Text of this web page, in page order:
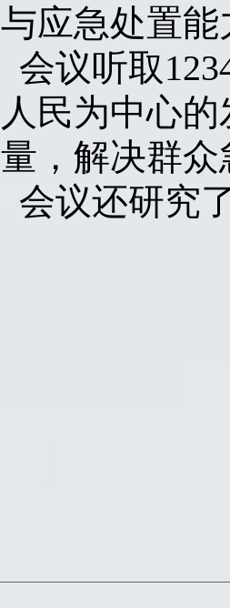
与应急处置
会议听取
人民为中心
量，解决群
会议还研究